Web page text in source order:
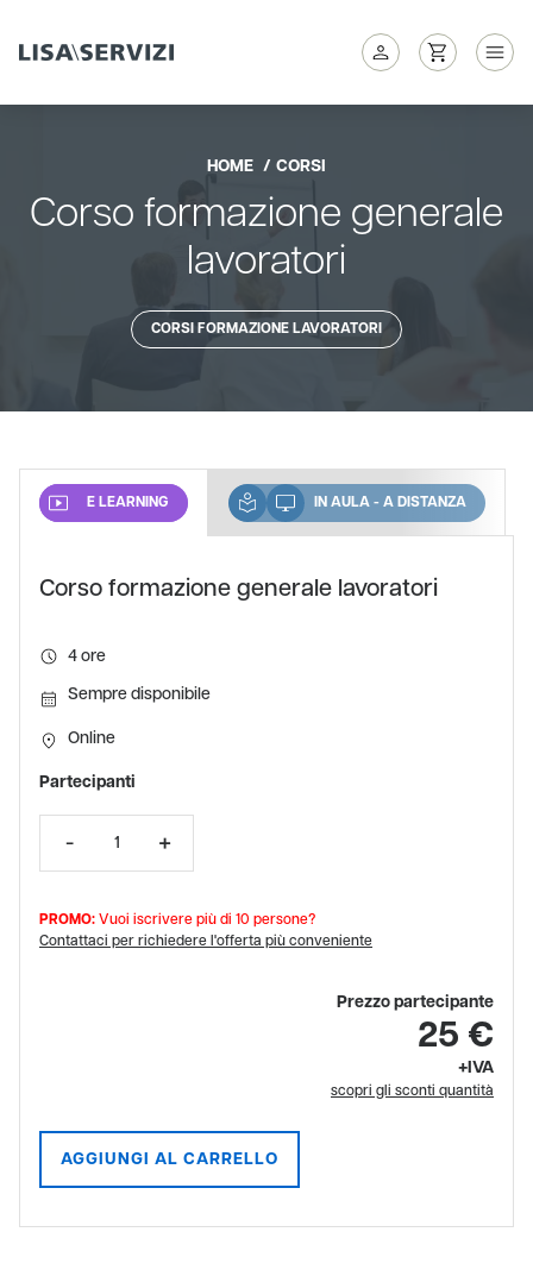
HOME CORSI
Corso formazione generale
lavoratori
CORSI FORMAZIONE LAVORATORI
E LEARNING IN AULA - A DISTANZA
Corso formazione generale lavoratori
4
Sempre disponibile
Online
Partecipanti
PROMO: Vuoi iscrivere più di 10 persone?
Contattaci per richiedere l'offerta più conveniente
Prezzo partecipante
25 €
+IVA
scopri gli sconti quantità
AGGIUNGI AL CARRELLO